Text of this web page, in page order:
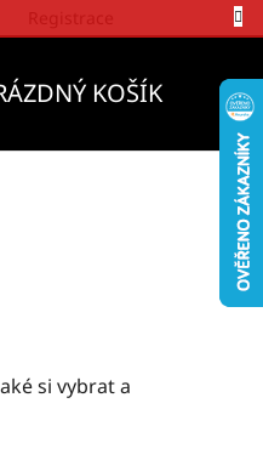
KOŠÍK
si vybrat a